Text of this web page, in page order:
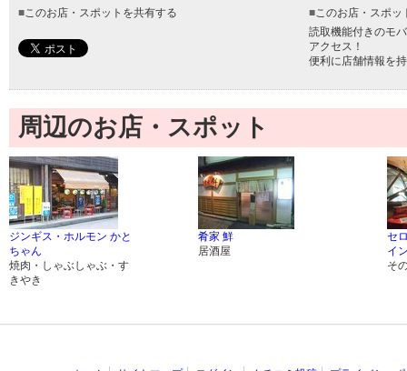
■このお店・スポットを共有する ■このお店・スポッ
読取機能付きのモ
アクセス！
便利に店舗情報を
周辺のお店・スポット
ジンギス・ホルモン かと
ちゃん
焼肉・しゃぶしゃぶ・す
きやき
肴家 鮮
居酒屋
セ
イ
そ